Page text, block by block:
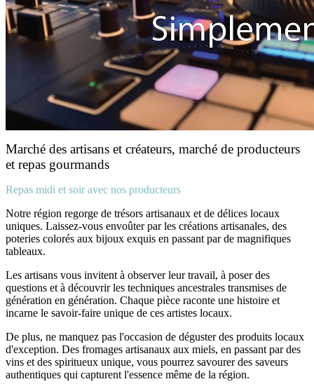
Marché des artisans et créateurs, marché de producteurs
et repas gourmands
Repas midi et soir avec nos producteurs
Notre région regorge de trésors artisanaux et de délices locaux
uniques. Laissez-vous envoûter par les créations artisanales, des
poteries colorés aux bijoux exquis en passant par de magnifiques
tableaux.
Les artisans vous invitent à observer leur travail, à poser des
questions et à découvrir les techniques ancestrales transmises de
génération en génération. Chaque pièce raconte une histoire et
incarne le savoir-faire unique de ces artistes locaux.
De plus, ne manquez pas l'occasion de déguster des produits locaux
d'exception. Des fromages artisanaux aux miels, en passant par des
vins et des spiritueux unique, vous pourrez savourer des saveurs
authentiques qui capturent l'essence même de la région.